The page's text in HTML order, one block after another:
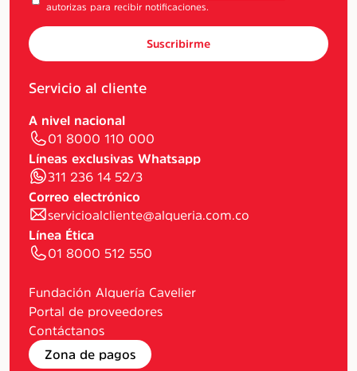
autorizas para recibir notificaciones.
Suscribirme
Servicio al cliente
A nivel nacional
01 8000 110 000
Líneas exclusivas Whatsapp
311 236 14 52/3
Correo electrónico
servicioalcliente@alqueria.com.co
Línea Ética
01 8000 512 550
Fundación Alquería Cavelier
Portal de proveedores
Contáctanos
Zona de pagos